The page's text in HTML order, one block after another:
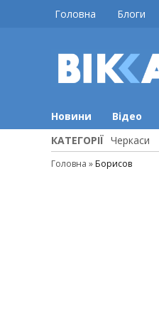
Головна Блоги
Новини Відео
КАТЕГОРІЇ Черкаси
Головна » Борисов